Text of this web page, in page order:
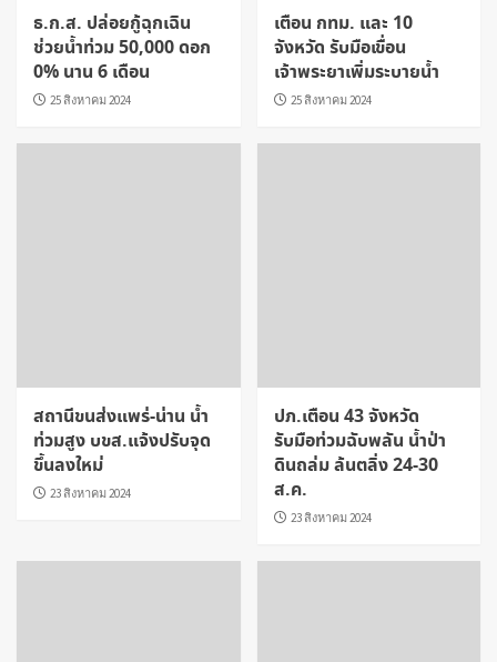
ธ.ก.ส. ปล่อยกู้ฉุกเฉิน
ช่วยน้ำท่วม 50,000 ดอก
0% นาน 6 เดือน
25 สิงหาคม 2024
เตือน กทม. และ 10
จังหวัด รับมือเขื่อน
เจ้าพระยาเพิ่มระบายน้ำ
25 สิงหาคม 2024
สถานีขนส่งแพร่-น่าน น้ำ
ท่วมสูง บขส.แจ้งปรับจุด
ขึ้นลงใหม่
23 สิงหาคม 2024
ปภ.เตือน 43 จังหวัด
รับมือท่วมฉับพลัน น้ำป่า
ดินถล่ม ล้นตลิ่ง 24-30
ส.ค.
23 สิงหาคม 2024